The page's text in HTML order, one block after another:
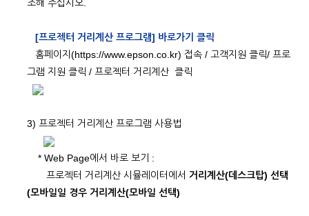
조해 주십시오.
[프로젝터 거리계산 프로그램] 바로가기 클릭
홈페이지(https://www.epson.co.kr) 접속 / 고객지원 클릭/ 프로
그램 지원 클릭 / 프로젝터 거리계산 클릭
3) 프로젝터 거리계산 프로그램 사용법
* Web Page에서 바로 보기 :
프로젝터 거리계산 시뮬레이터에서 거리계산(데스크탑) 선택
(모바일일 경우 거리계산(모바일 선택)